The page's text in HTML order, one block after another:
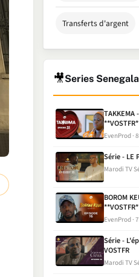
Transferts d'argent
🎥Series
TAKKEMA
EvenProd
Série - LE
Marodi TV
BOROM
EvenProd
Série -
VOSTFR
Marodi TV